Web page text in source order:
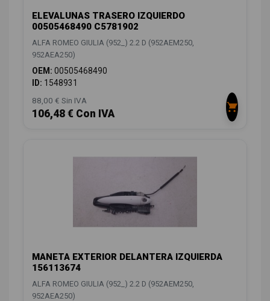
ELEVALUNAS TRASERO IZQUIERDO
00505468490 C5781902
ALFA ROMEO GIULIA (952_) 2.2 D (952AEM250,
952AEA250)
OEM: 00505468490
ID: 1548931
88,00 € Sin IVA
106,48 € Con IVA
MANETA EXTERIOR DELANTERA IZQUIERDA
156113674
ALFA ROMEO GIULIA (952_) 2.2 D (952AEM250,
952AEA250)